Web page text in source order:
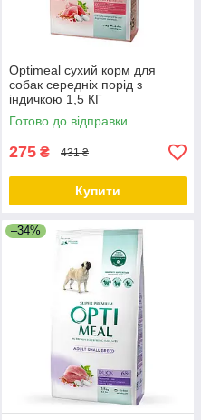
Optimeal сухий корм для
собак середніх порід з
індичкою 1,5 КГ
Готово до відправки
275 ₴ 431 ₴
Купити
–34%